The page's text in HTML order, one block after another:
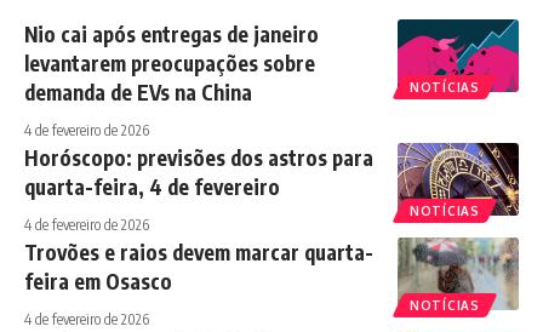
NOTÍCIAS
Nio cai após entregas de janeiro
levantarem preocupações sobre
demanda de EVs na China
4 de fevereiro de 2026
NOTÍCIAS
Horóscopo: previsões dos astros para
quarta-feira, 4 de fevereiro
4 de fevereiro de 2026
NOTÍCIAS
Trovões e raios devem marcar quarta-
feira em Osasco
4 de fevereiro de 2026